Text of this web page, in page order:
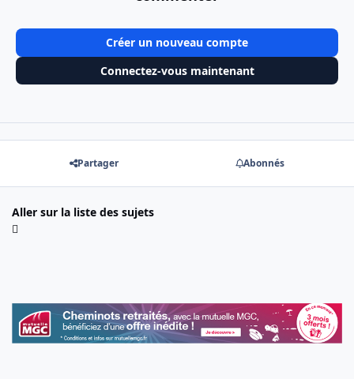
Créer un nouveau compte
Connectez-vous maintenant
Partager Abonnés
Aller sur la liste des sujets